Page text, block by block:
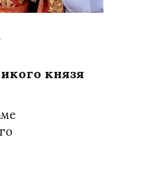
князя